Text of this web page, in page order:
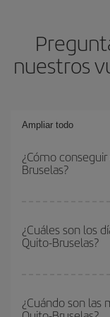
nuestros
Ampliar todo
¿Cómo
Bruselas?
conseguir el vuelo
compras con
¿Cuáles son los
Quito-Bruselas?
que empezar una
baratos. Dinos
¿Cuándo son las